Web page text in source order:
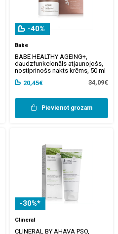
-40%
Babe
BABE HEALTHY AGEING+,
daudzfunkcionāls atjaunojošs,
nostiprinošs nakts krēms, 50 ml
20,45€
34,09€
Pievienot grozam
-30%*
Clineral
CLINERAL BY AHAVA PSO,